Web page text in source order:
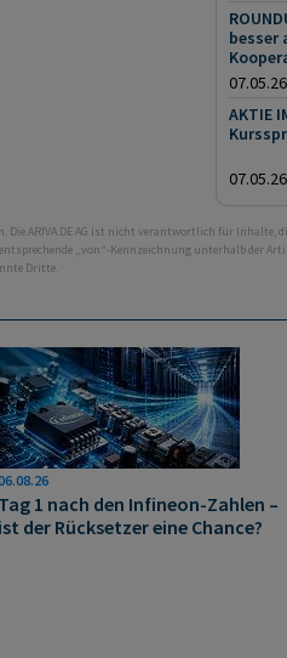
besser
AKTIE
ARIVA.DE AG ist nicht verantwortlich für Inhalte,
„von“-Kennzeichnung unterhalb der
Dritte.
Tag 1 nach den Infineon-Zahlen –
ist der Rücksetzer eine Chance?